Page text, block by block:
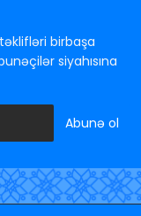
birbaşa
siyahısına
Abunə ol